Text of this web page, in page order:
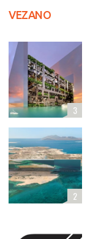
VEZANO
3
2